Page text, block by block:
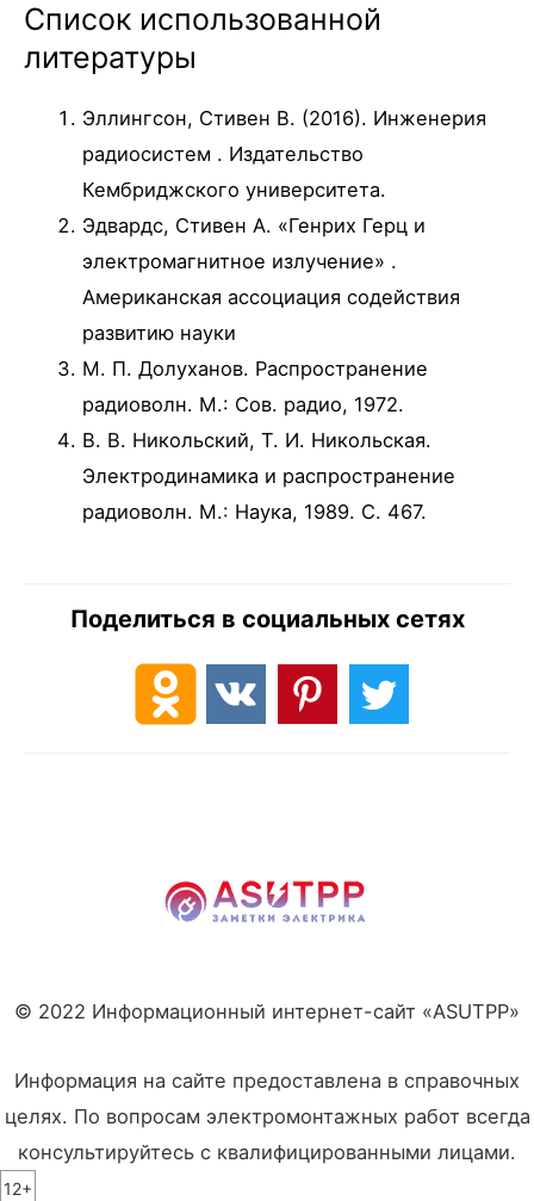
Список использованной
литературы
Эллингсон, Стивен В. (2016). Инженерия
радиосистем . Издательство
Кембриджского университета.
Эдвардс, Стивен А. «Генрих Герц и
электромагнитное излучение» .
Американская ассоциация содействия
развитию науки
М. П. Долуханов. Распространение
радиоволн. М.: Сов. радио, 1972.
В. В. Никольский, Т. И. Никольская.
Электродинамика и распространение
радиоволн. М.: Наука, 1989. С. 467.
Поделиться в социальных сетях
© 2022 Информационный интернет-сайт «ASUTPP»
Информация на сайте предоставлена в справочных
целях. По вопросам электромонтажных работ всегда
консультируйтесь с квалифицированными лицами.
12+